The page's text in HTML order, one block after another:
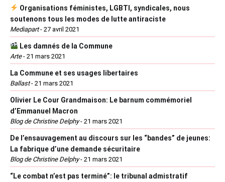
Organisations féministes, LGBTI, syndicales, nous
soutenons tous les modes de lutte antiraciste
Mediapart- 27 avril 2021
Les damnés de la Commune
Arte- 21 mars 2021
La Commune et ses usages libertaires
Ballast- 21 mars 2021
Olivier Le Cour Grandmaison: Le barnum commémoriel
d’Emmanuel Macron
Blog de Christine Delphy- 21 mars 2021
De l’ensauvagement au discours sur les “bandes” de jeunes:
La fabrique d’une demande sécuritaire
Blog de Christine Delphy- 21 mars 2021
“Le combat n’est pas terminé”: le tribunal admistratif